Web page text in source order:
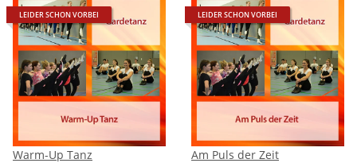
LEIDER SCHON VORBEI
Warm-Up Tanz
LEIDER SCHON VORBEI
Am Puls der Zeit